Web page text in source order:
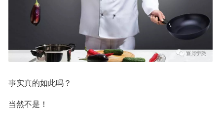
事实真的如此吗？
当然不是！